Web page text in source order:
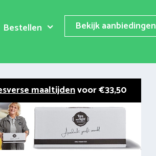
Bestellen Bekijk aanbiedingen
maaltijdenvoor €33,50